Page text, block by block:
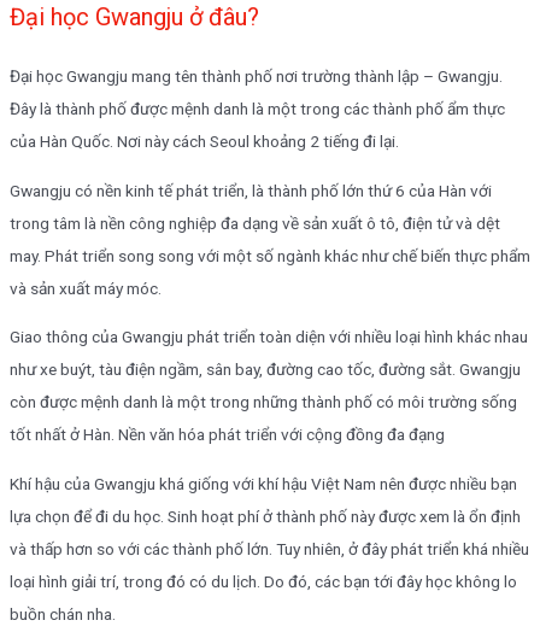
Đại học Gwangju ở đâu?
Đại học Gwangju mang tên thành phố nơi trường thành lập – Gwangju.
Đây là thành phố được mệnh danh là một trong các thành phố ẩm thực
của Hàn Quốc. Nơi này cách Seoul khoảng 2 tiếng đi lại.
Gwangju có nền kinh tế phát triển, là thành phố lớn thứ 6 của Hàn với
trong tâm là nền công nghiệp đa dạng về sản xuất ô tô, điện tử và dệt
may. Phát triển song song với một số ngành khác như chế biến thực phẩm
và sản xuất máy móc.
Giao thông của Gwangju phát triển toàn diện với nhiều loại hình khác nhau
như xe buýt, tàu điện ngầm, sân bay, đường cao tốc, đường sắt. Gwangju
còn được mệnh danh là một trong những thành phố có môi trường sống
tốt nhất ở Hàn. Nền văn hóa phát triển với cộng đồng đa đạng
Khí hậu của Gwangju khá giống với khí hậu Việt Nam nên được nhiều bạn
lựa chọn để đi du học. Sinh hoạt phí ở thành phố này được xem là ổn định
và thấp hơn so với các thành phố lớn. Tuy nhiên, ở đây phát triển khá nhiều
loại hình giải trí, trong đó có du lịch. Do đó, các bạn tới đây học không lo
buồn chán nha.